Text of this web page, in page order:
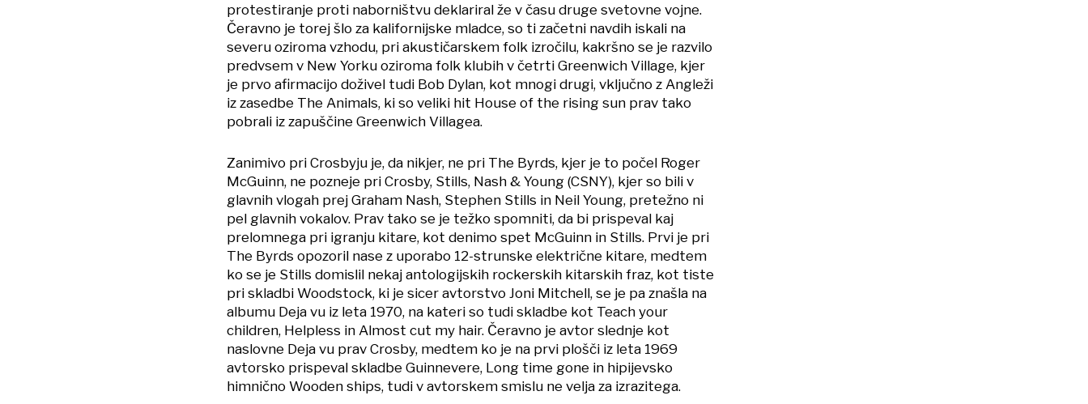
protestiranje proti naborništvu deklariral že v času druge svetovne vojne.
Čeravno je torej šlo za kalifornijske mladce, so ti začetni navdih iskali na
severu oziroma vzhodu, pri akustičarskem folk izročilu, kakršno se je razvilo
predvsem v New Yorku oziroma folk klubih v četrti Greenwich Village, kjer
je prvo afirmacijo doživel tudi Bob Dylan, kot mnogi drugi, vključno z Angleži
iz zasedbe The Animals, ki so veliki hit House of the rising sun prav tako
pobrali iz zapuščine Greenwich Villagea.
Zanimivo pri Crosbyju je, da nikjer, ne pri The Byrds, kjer je to počel Roger
McGuinn, ne pozneje pri Crosby, Stills, Nash &​ Young (CSNY), kjer so bili v
glavnih vlogah prej Graham Nash, Stephen Stills in Neil Young, pretežno ni
pel glavnih vokalov. Prav tako se je težko spomniti, da bi prispeval kaj
prelomnega pri igranju kitare, kot denimo spet McGuinn in Stills. Prvi je pri
The Byrds opozoril nase z uporabo 12-strunske električne kitare, medtem
ko se je Stills domislil nekaj antologijskih rockerskih kitarskih fraz, kot tiste
pri skladbi Woodstock, ki je sicer avtorstvo Joni Mitchell, se je pa znašla na
albumu Deja vu iz leta 1970, na kateri so tudi skladbe kot Teach your
children, Helpless in Almost cut my hair. Čeravno je avtor slednje kot
naslovne Deja vu prav Crosby, medtem ko je na prvi plošči iz leta 1969
avtorsko prispeval skladbe Guinnevere, Long time gone in hipijevsko
himnično Wooden ships, tudi v avtorskem smislu ne velja za izrazitega.